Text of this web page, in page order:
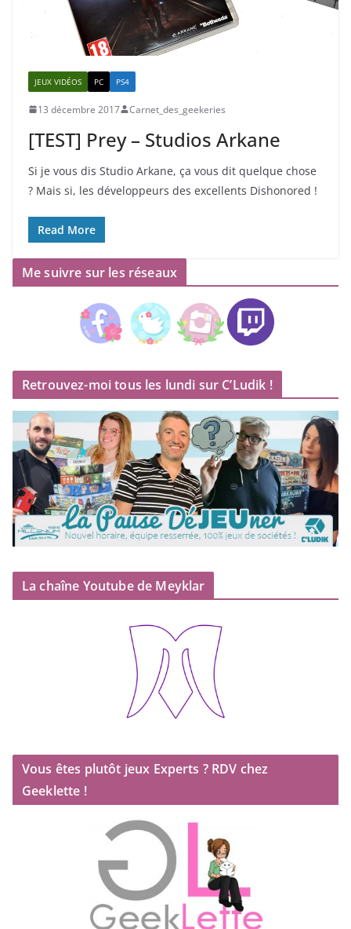
JEUX VIDÉOS PC PS4
13 décembre 2017 Carnet_des_geekeries
[TEST] Prey – Studios Arkane
Si je vous dis Studio Arkane, ça vous dit quelque chose
? Mais si, les développeurs des excellents Dishonored !
Read More
Me suivre sur les réseaux
Retrouvez-moi tous les lundi sur C’Ludik !
La chaîne Youtube de Meyklar
Vous êtes plutôt jeux Experts ? RDV chez
Geeklette !